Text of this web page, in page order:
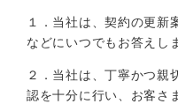
１．当社は、契約の更新
などにいつでもお答えし
２．当社は、丁寧かつ親
認を十分に行い、お客さ